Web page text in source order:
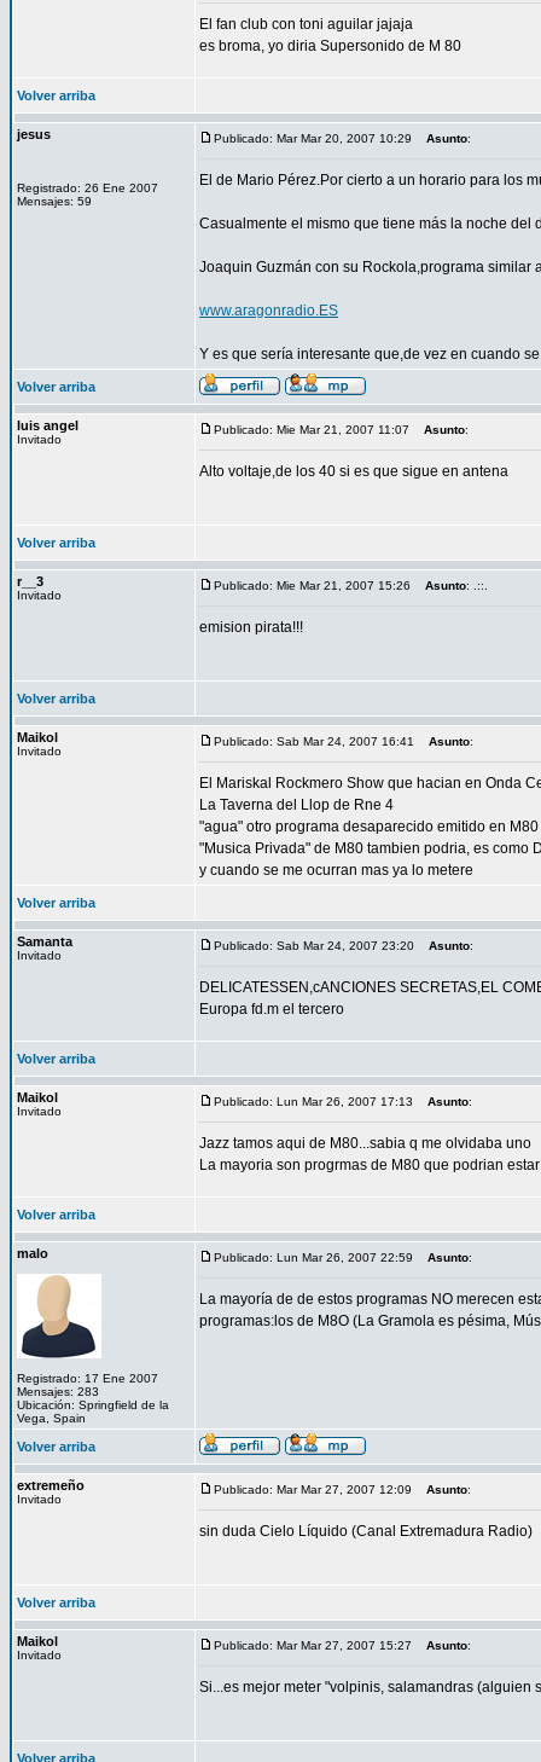
El fan club con toni aguilar jajaja
es broma, yo diria Supersonido de M 80
Volver arriba
jesus
Registrado: 26 Ene 2007
Mensajes: 59
Publicado: Mar Mar 20, 2007 10:29 Asunto:
El de Mario Pérez.Por cierto a un horario para los
Casualmente el mismo que tiene más la noche
Joaquin Guzmán con su Rockola,programa similar
www.aragonradio.ES
Y es que sería interesante que,de vez en cuando
Volver arriba
luis angel
Invitado
Publicado: Mie Mar 21, 2007 11:07 Asunto:
Alto voltaje,de los 40 si es que sigue en antena
Volver arriba
r__3
Invitado
Publicado: Mie Mar 21, 2007 15:26 Asunto: .::.
emision pirata!!!
Volver arriba
Maikol
Invitado
Publicado: Sab Mar 24, 2007 16:41 Asunto:
El Mariskal Rockmero Show que hacian en Onda
La Taverna del Llop de Rne 4
"agua" otro programa desaparecido emitido en M80
"Musica Privada" de M80 tambien podria, es como
y cuando se me ocurran mas ya lo metere
Volver arriba
Samanta
Invitado
Publicado: Sab Mar 24, 2007 23:20 Asunto:
DELICATESSEN,cANCIONES SECRETAS,EL
Europa fd.m el tercero
Volver arriba
Maikol
Invitado
Publicado: Lun Mar 26, 2007 17:13 Asunto:
Jazz tamos aqui de M80...sabia q me olvidaba uno
La mayoria son progrmas de M80 que podrian
Volver arriba
malo
Registrado: 17 Ene 2007
Mensajes: 283
Ubicación: Springfield de la
Vega, Spain
Publicado: Lun Mar 26, 2007 22:59 Asunto:
La mayoría de de estos programas NO merecen
programas:los de M8O (La Gramola es pésima,
Volver arriba
extremeño
Invitado
Publicado: Mar Mar 27, 2007 12:09 Asunto:
sin duda Cielo Líquido (Canal Extremadura Radio)
Volver arriba
Maikol
Invitado
Publicado: Mar Mar 27, 2007 15:27 Asunto:
Si...es mejor meter "volpinis, salamandras (alguien
Volver arriba